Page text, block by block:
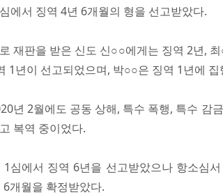
에서 징역 4년 6개월의 형을 선고받았다.
재판을 받은 신도 신○○에게는 징역 2년,
1년이 선고되었으며, 박○○은 징역 1년에
년 2월에도 공동 상해, 특수 폭행, 특수 감
복역 중이었다.
1심에서 징역 6년을 선고받았으나 항소심
개월을 확정받았다.